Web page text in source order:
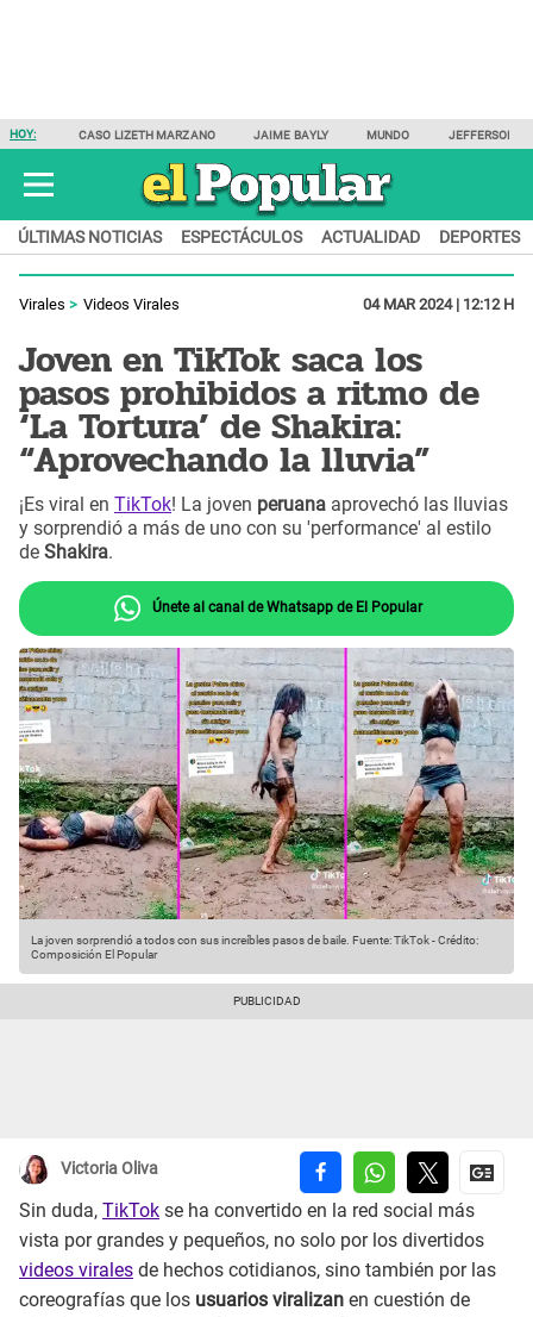
HOY: CASO LIZETH MARZANO JAIME BAYLY MUNDO JEFFERSON
ÚLTIMAS NOTICIAS ESPECTÁCULOS ACTUALIDAD DEPORTES
Virales Videos Virales 04 MAR 2024 | 12:12 H
Joven en TikTok saca los
pasos prohibidos a ritmo de
‘La Tortura’ de Shakira:
“Aprovechando la lluvia”
¡Es viral en TikTok! La joven peruana aprovechó las lluvias
y sorprendió a más de uno con su 'performance' al estilo
de Shakira.
Únete al canal de Whatsapp de El Popular
La joven sorprendió a todos con sus increíbles pasos de baile. Fuente: TikTok-Crédito:
Composición El Popular
Victoria Oliva
Sin duda, TikTok se ha convertido en la red social más
vista por grandes y pequeños, no solo por los divertidos
videos virales de hechos cotidianos, sino también por las
coreografías que los usuarios viralizan en cuestión de